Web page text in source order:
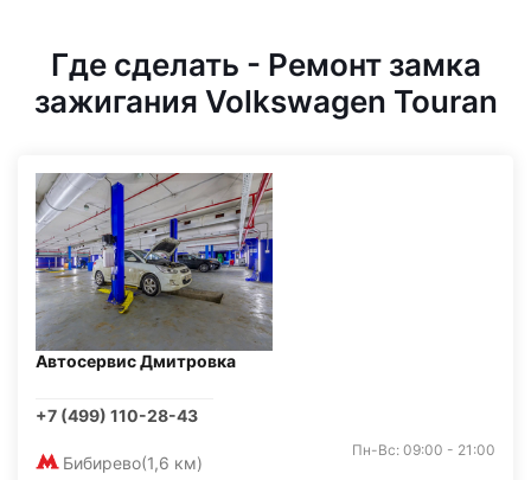
Где сделать - Ремонт замка
зажигания Volkswagen Touran
Автосервис Дмитровка
+7 (499) 110-28-43
Бибирево(1,6 км)
Пн-Вс: 09:00 - 21:00